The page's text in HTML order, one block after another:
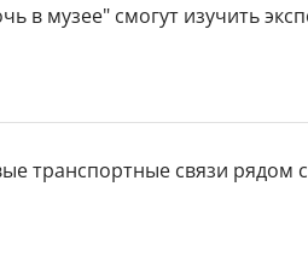
в музее" смогут изучить
транспортные связи рядом